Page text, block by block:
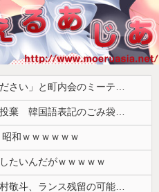
「備蓄している人は挙手してください」と町内会のミーティング、何の気なしに手を挙げてしまった結果……
【は？】上高地にゴミ大量不法投棄 韓国語表記のごみ袋に紙やプラスチック、缶、瓶などが混在 生肉やキムチ、ラーメンなどさまざまな生ごみ
和ｗｗｗｗｗｗ
たいんだがｗｗｗｗｗ
フランス人「欲張りすぎだ」中村敬斗、ランス残留の可能性を会長が示唆！移籍金が交渉の壁に..現地サポの本音がこれ！【海外の反応】